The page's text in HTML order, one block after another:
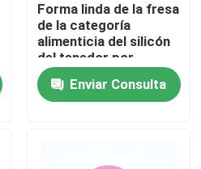
Forma linda de la fresa
de la categoría
alimenticia del silicón
del tenedor por
encargo de la bolsita
de té Enviar Consulta